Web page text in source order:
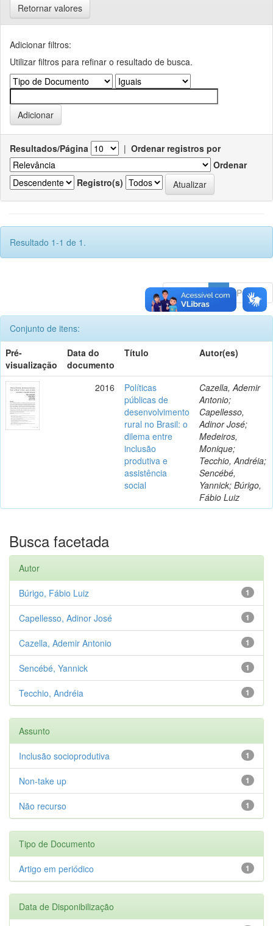
Retornar valores
Adicionar filtros:
Utilizar filtros para refinar o resultado de busca.
Resultados/Página | Ordenar registros por
Ordenar
Registro(s)
Resultado 1-1 de 1.
Anterior 1 Póximo
Conjunto de itens:
Pré-
visualização
Data do
documento
Título Autor(es)
2016
Políticas
públicas de
desenvolvimento
rural no Brasil: o
dilema entre
inclusão
produtiva e
assistência
social
Cazella, Ademir
Antonio;
Capellesso,
Adinor José;
Medeiros,
Monique;
Tecchio, Andréia;
Sencébé,
Yannick; Búrigo,
Fábio Luiz
Busca facetada
Autor
1
Búrigo, Fábio Luiz
1
Capellesso, Adinor José
1
Cazella, Ademir Antonio
1
Sencébé, Yannick
1
Tecchio, Andréia
Assunto
1
Inclusão socioprodutiva
1
Non-take up
1
Não recurso
Tipo de Documento
1
Artigo em periódico
Data de Disponibilização